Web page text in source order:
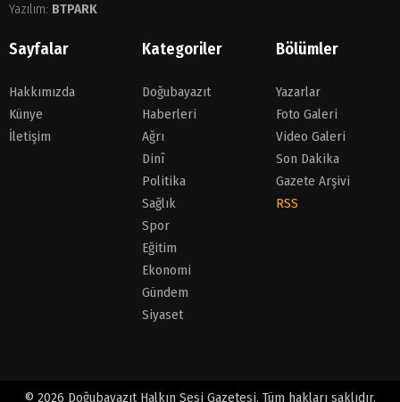
Yazılım: BTPARK
Sayfalar
Hakkımızda
Künye
İletişim
Kategoriler
Doğubayazıt
Haberleri
Ağrı
Dinî
Politika
Sağlık
Spor
Eğitim
Ekonomi
Gündem
Siyaset
Bölümler
Yazarlar
Foto Galeri
Video Galeri
Son Dakika
Gazete Arşivi
RSS
© 2026 Doğubayazıt Halkın Sesi Gazetesi. Tüm hakları saklıdır.